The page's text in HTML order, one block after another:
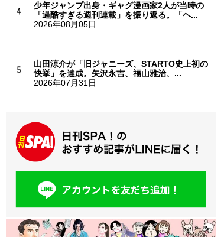
少年ジャンプ出身・ギャグ漫画家2人が当時の
「過酷すぎる週刊連載」を振り返る。「ヘ...
2026年08月05日
山田涼介が「旧ジャニーズ、STARTO史上初の
快挙」を達成。矢沢永吉、福山雅治、...
2026年07月31日